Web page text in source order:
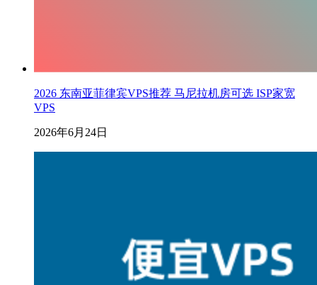
2026 东南亚菲律宾VPS推荐 马尼拉机房可选 ISP家宽
VPS
2026年6月24日